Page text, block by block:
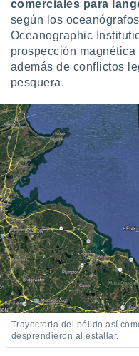
comerciales para
según los
Oceanographic
prospección
además de conflictos
pesquera.
Trayectoria del bólido así
desprendieron al estallar.